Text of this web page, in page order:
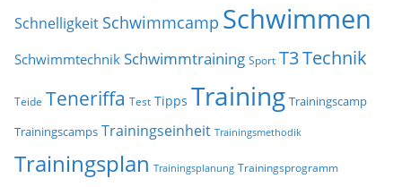
Schnelligkeit Schwimmcamp Schwimmen
Schwimmtechnik Schwimmtraining Sport T3Technik
Teide Teneriffa Test Tipps Training Trainingscamp
Trainingscamps Trainingseinheit Trainingsmethodik
Trainingsplan Trainingsplanung Trainingsprogramm